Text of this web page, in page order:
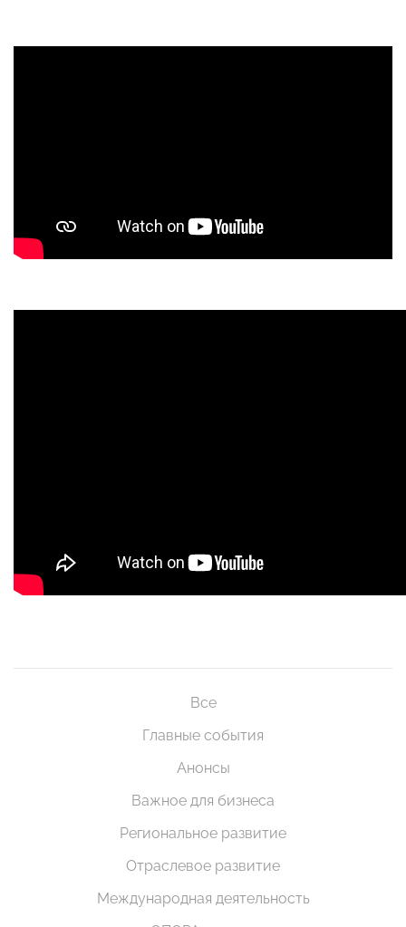
Все
Главные события
Анонсы
Важное для бизнеса
Региональное развитие
Отраслевое развитие
Международная деятельность